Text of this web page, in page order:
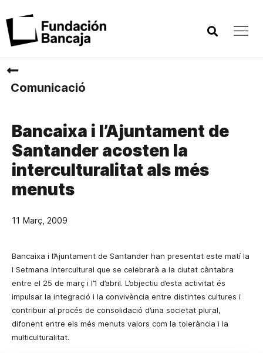
Comunicació
Bancaixa i l’Ajuntament de
Santander acosten la
interculturalitat als més
menuts
11 Març, 2009
Bancaixa i l’Ajuntament de Santander han presentat este matí la
I Setmana Intercultural que se celebrarà a la ciutat càntabra
entre el 25 de març i l’1 d’abril. L’objectiu d’esta activitat és
impulsar la integració i la convivència entre distintes cultures i
contribuir al procés de consolidació d’una societat plural,
difonent entre els més menuts valors com la tolerància i la
multiculturalitat.